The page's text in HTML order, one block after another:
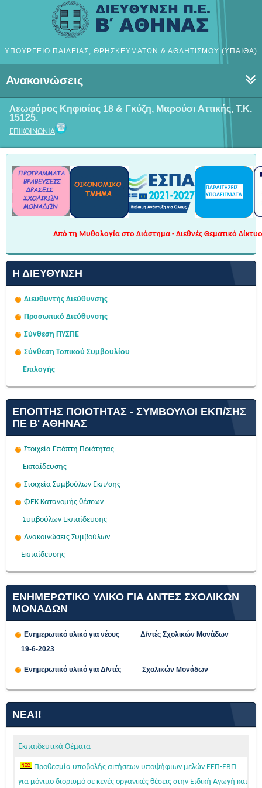
ΥΠΟΥΡΓΕΙΟ ΠΑΙΔΕΙΑΣ, ΘΡΗΣΚΕΥΜΑΤΩΝ & ΑΘΛΗΤΙΣΜΟΥ (ΥΠΑΙΘΑ)
Ανακοινώσεις
Λεωφόρος Κηφισίας 18 & Γκύζη, Μαρούσι Αττικής, Τ.Κ.
15125.
ΕΠΙΚΟΙΝΩΝΙΑ
Από τη Μυθολογία στο Διάστημα - Διεθνές Θεματικό
Η ΔΙΕΎΘΥΝΣΗ
Διευθυντής Διεύθυνσης
Προσωπικό Διεύθυνσης
Σύνθεση ΠΥΣΠΕ
Σύνθεση Τοπικού Συμβουλίου
Επιλογής
ΕΠΌΠΤΗΣ ΠΟΙΌΤΗΤΑΣ - ΣΎΜΒΟΥΛΟΙ ΕΚΠ/ΣΗΣ
ΠΕ Β' ΑΘΉΝΑΣ
Στοιχεία Επόπτη Ποιότητας
Εκπαίδευσης
Στοιχεία Συμβούλων Εκπ/σης
ΦΕΚ Κατανομής θέσεων
Συμβούλων Εκπαίδευσης
Ανακοινώσεις Συμβούλων
Εκπαίδευσης
ΕΝΗΜΕΡΩΤΙΚΟ ΥΛΙΚΟ ΓΙΑ ΔΝΤΕΣ ΣΧΟΛΙΚΩΝ
ΜΟΝΑΔΩΝ
Ενημερωτικό υλικό για νέους Δ/ντές Σχολικών Μονάδων
19-6-2023
Ενημερωτικό υλικό για Δ/ντές Σχολικών Μονάδων
ΝΈΑ!!
Εκπαιδευτικά Θέματα
Προθεσμία υποβολής αιτήσεων υποψήφιων μελών ΕΕΠ-ΕΒΠ
για μόνιμο διορισμό σε κενές οργανικές θέσεις στην Ειδική Αγωγή και